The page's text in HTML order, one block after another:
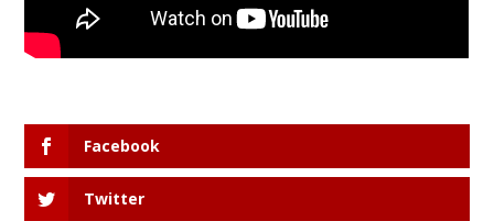
Facebook
Twitter